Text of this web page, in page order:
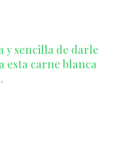
y sencilla de darle
esta carne blanca